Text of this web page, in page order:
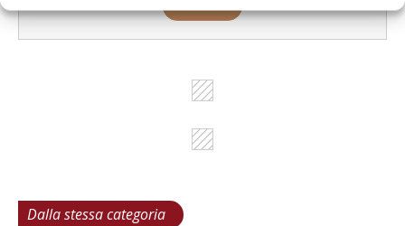
Dalla stessa categoria